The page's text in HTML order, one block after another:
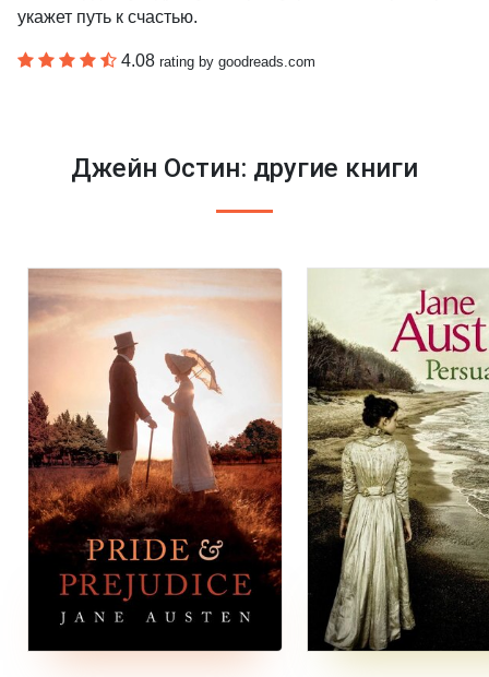
укажет путь к счастью.
4.08 rating by goodreads.com
Джейн Остин: другие книги